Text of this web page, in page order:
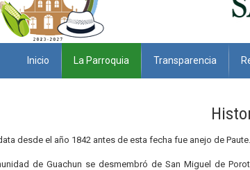
Inicio La Parroquia Transparencia
desde el año 1842 antes de esta fecha fue anejo de Paute.
de Guachun se desmembró de San Miguel de